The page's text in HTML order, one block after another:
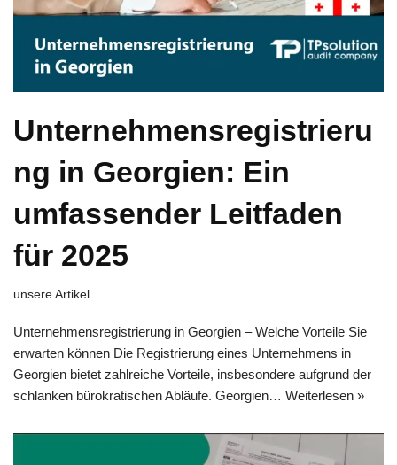
Unternehmensregistrieru
ng in Georgien: Ein
umfassender Leitfaden
für 2025
unsere Artikel
Unternehmensregistrierung in Georgien – Welche Vorteile Sie
erwarten können Die Registrierung eines Unternehmens in
Georgien bietet zahlreiche Vorteile, insbesondere aufgrund der
schlanken bürokratischen Abläufe. Georgien… Weiterlesen »